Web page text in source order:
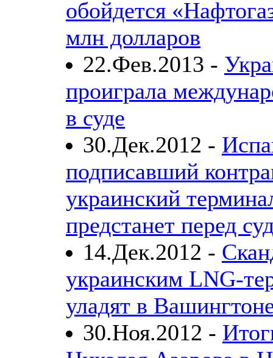
обойдется
млн долларов
22.Фев.2013 -
проиграла
в суде
30.Дек.2012 -
подписавший
украинский
предстанет перед
14.Дек.2012 -
украинским LNG-
уладят в
30.Ноя.2012 -